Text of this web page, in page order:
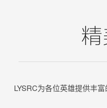
LYSRC为各位英雄提供丰